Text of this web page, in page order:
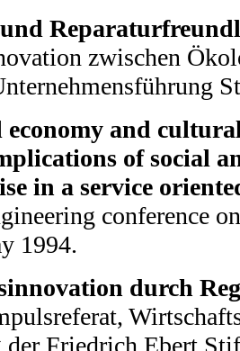
zwischen
and
of social
in a service
conference
1994.
durch
der Friedrich Ebert